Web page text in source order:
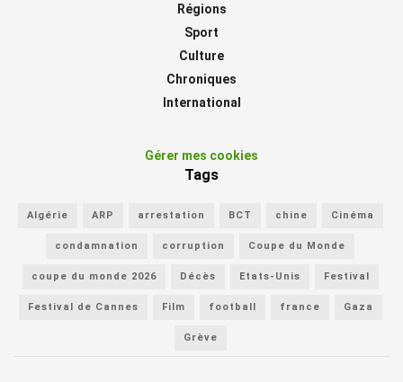
Régions
Sport
Culture
Chroniques
International
Gérer mes cookies
Tags
Algérie ARP arrestation BCT chine Cinéma
condamnation corruption Coupe du Monde
coupe du monde 2026 Décès Etats-Unis Festival
Festival de Cannes Film football france Gaza
Grève